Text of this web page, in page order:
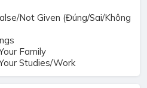
Not Given (Đúng/Sai/Không
Family
Studies/Work